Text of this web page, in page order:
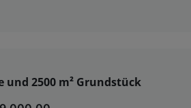
2500 m² Grundstück